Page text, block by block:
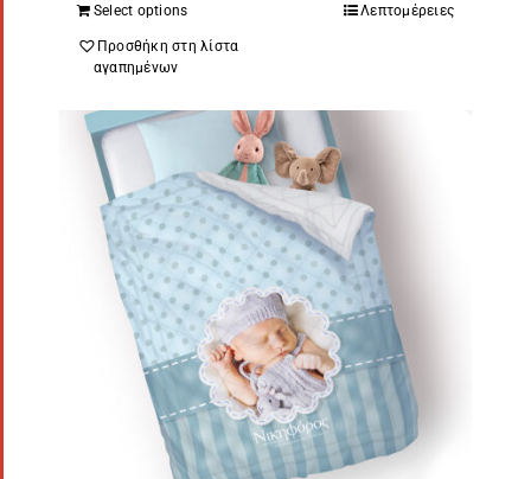
Select options Λεπτομέρειες
Προσθήκη στη λίστα
αγαπημένων